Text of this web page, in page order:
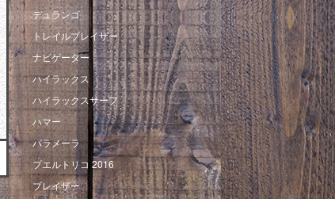
デュランゴ
トレイルブレイザー
ナビゲーター
ハイラックス
ハイラックスサーフ
ハマー
パラメーラ
プエルトリコ 2016
ブレイザー